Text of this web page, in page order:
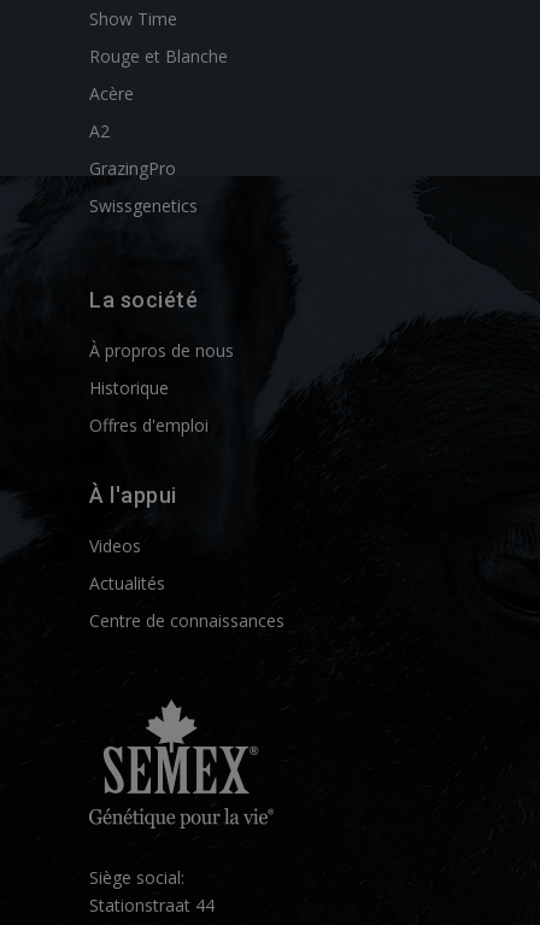
Show Time
Rouge et Blanche
Acère
A2
GrazingPro
Swissgenetics
La société
À propros de nous
Historique
Offres d'emploi
À l'appui
Videos
Actualités
Centre de connaissances
Siège social:
Stationstraat 44